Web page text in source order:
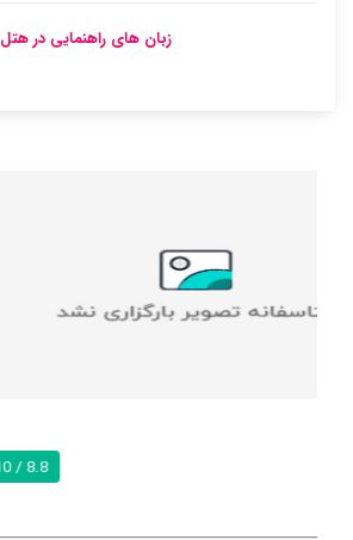
زبان های راهنمایی در هتل